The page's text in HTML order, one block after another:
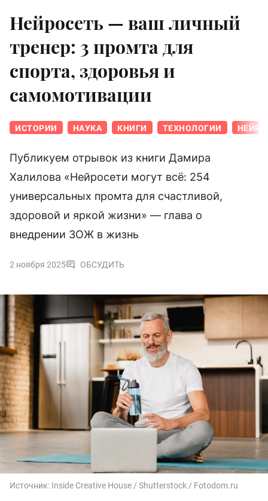
Нейросеть — ваш личный
тренер: 3 промта для
спорта, здоровья и
самомотивации
ИСТОРИИ НАУКА КНИГИ ТЕХНОЛОГИИ
Публикуем отрывок из книги Дамира
Халилова «Нейросети могут всё: 254
универсальных промта для счастливой,
здоровой и яркой жизни» — глава о
внедрении ЗОЖ в жизнь
2 ноября 2025 ОБСУДИТЬ
Источник: Inside Creative House / Shutterstock / Fotodom.ru